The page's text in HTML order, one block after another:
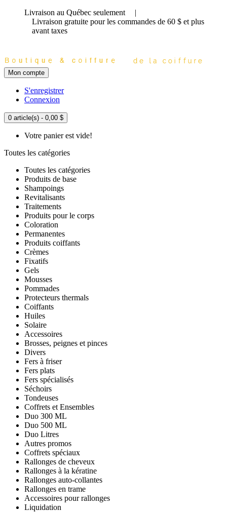
Livraison au Québec seulement
|
Livraison gratuite pour les commandes de 60 $ et plus
avant taxes
Mon compte
S'enregistrer
Connexion
0 article(s) - 0,00 $
Votre panier est vide!
Toutes les catégories
Toutes les catégories
Produits de base
Shampoings
Revitalisants
Traitements
Produits pour le corps
Coloration
Permanentes
Produits coiffants
Crèmes
Fixatifs
Gels
Mousses
Pommades
Protecteurs thermals
Coiffants
Huiles
Solaire
Accessoires
Brosses, peignes et pinces
Divers
Fers à friser
Fers plats
Fers spécialisés
Séchoirs
Tondeuses
Coffrets et Ensembles
Duo 300 ML
Duo 500 ML
Duo Litres
Autres promos
Coffrets spéciaux
Rallonges de cheveux
Rallonges à la kératine
Rallonges auto-collantes
Rallonges en trame
Accessoires pour rallonges
Liquidation